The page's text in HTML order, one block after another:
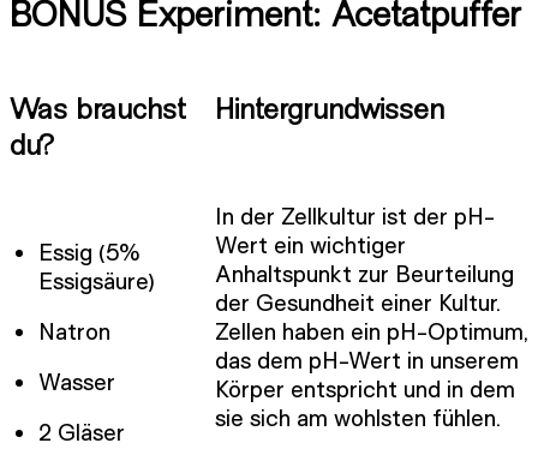
BONUS Experiment: Acetatpuffer
Was brauchst
du?
Essig (5%
Essigsäure)
Natron
Wasser
2 Gläser
Hintergrundwissen
In der Zellkultur ist der pH-
Wert ein wichtiger
Anhaltspunkt zur Beurteilung
der Gesundheit einer Kultur.
Zellen haben ein pH-Optimum,
das dem pH-Wert in unserem
Körper entspricht und in dem
sie sich am wohlsten fühlen.